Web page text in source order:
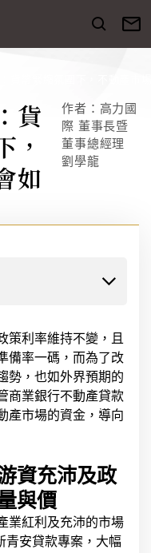
貨
，
如
作者：高力國
際 董事長暨
董事總經理
劉學龍
策利率維持不變，且
備率一碼，而為了改
勢，也如外界預期的
商業銀行不動產貸款
產市場的資金，導向
資充沛及政
與價
業紅利及充沛的市場
青安貸款專案，大幅